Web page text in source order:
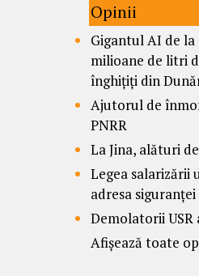
Opinii
Gigantul AI de la
milioane de litri
înghițiți din
Ajutorul de
PNRR
La Jina, alături
Legea salarizării
adresa
Demolatorii USR
Afișează toate